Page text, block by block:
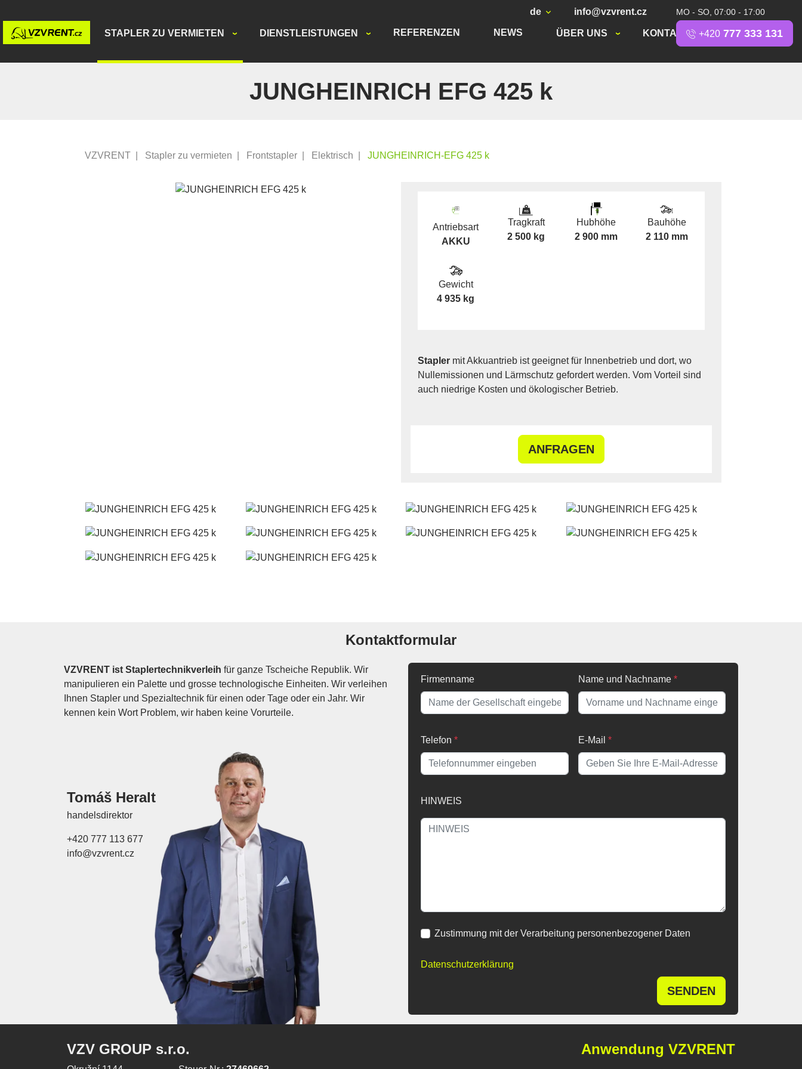
STAPLER ZU VERMIETEN DIENSTLEISTUNGEN REFERENZEN NEWS ÜBER UNS KONTAKT
de info@vzvrent.cz MO - SO, 07:00 - 17:00
+420 777 333 131
JUNGHEINRICH EFG 425 k
VZVRENT Stapler zu vermieten Frontstapler Elektrisch JUNGHEINRICH-EFG 425 k
Antriebsart
AKKU
Tragkraft
2 500 kg
Hubhöhe
2 900 mm
Bauhöhe
2 110 mm
Gewicht
4 935 kg
Stapler mit Akkuantrieb ist geeignet für Innenbetrieb und dort, wo
Nullemissionen und Lärmschutz gefordert werden. Vom Vorteil sind
auch niedrige Kosten und ökologischer Betrieb.
ANFRAGEN
Kontaktformular
VZVRENT ist Staplertechnikverleih für ganze Tscheiche Republik. Wir
manipulieren ein Palette und grosse technologische Einheiten. Wir verleihen
Ihnen Stapler und Spezialtechnik für einen oder Tage oder ein Jahr. Wir
kennen kein Wort Problem, wir haben keine Vorurteile.
Tomáš Heralt
handelsdirektor
+420 777 113 677
info@vzvrent.cz
Firmenname Name und Nachname *
Telefon * E-Mail *
HINWEIS
Zustimmung mit der Verarbeitung personenbezogener Daten
Datenschutzerklärung
SENDEN
VZV GROUP s.r.o. Anwendung VZVRENT